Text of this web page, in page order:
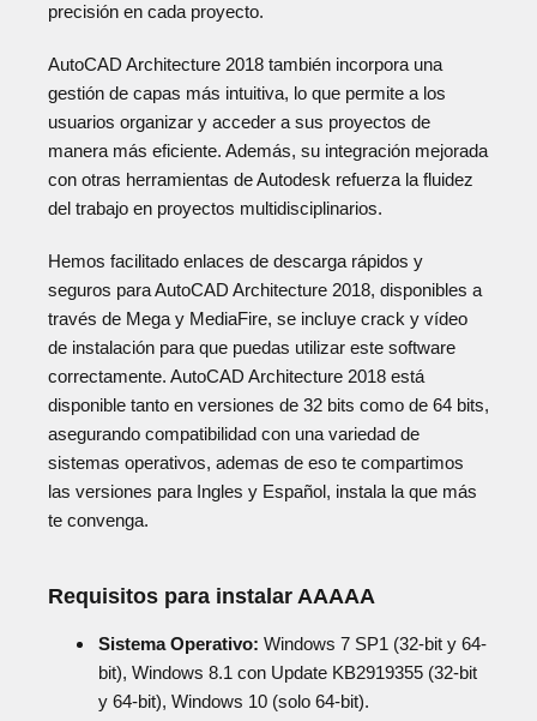
precisión en cada proyecto.
AutoCAD Architecture 2018 también incorpora una
gestión de capas más intuitiva, lo que permite a los
usuarios organizar y acceder a sus proyectos de
manera más eficiente. Además, su integración mejorada
con otras herramientas de Autodesk refuerza la fluidez
del trabajo en proyectos multidisciplinarios.
Hemos facilitado enlaces de descarga rápidos y
seguros para AutoCAD Architecture 2018, disponibles a
través de Mega y MediaFire, se incluye crack y vídeo
de instalación para que puedas utilizar este software
correctamente. AutoCAD Architecture 2018 está
disponible tanto en versiones de 32 bits como de 64 bits,
asegurando compatibilidad con una variedad de
sistemas operativos, ademas de eso te compartimos
las versiones para Ingles y Español, instala la que más
te convenga.
Requisitos para instalar AAAAA
Sistema Operativo: Windows 7 SP1 (32-bit y 64-
bit), Windows 8.1 con Update KB2919355 (32-bit
y 64-bit), Windows 10 (solo 64-bit).